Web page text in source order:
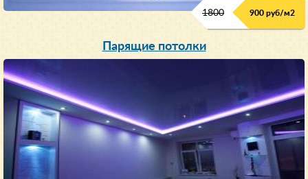
1800 900 руб/м2
Парящие потолки